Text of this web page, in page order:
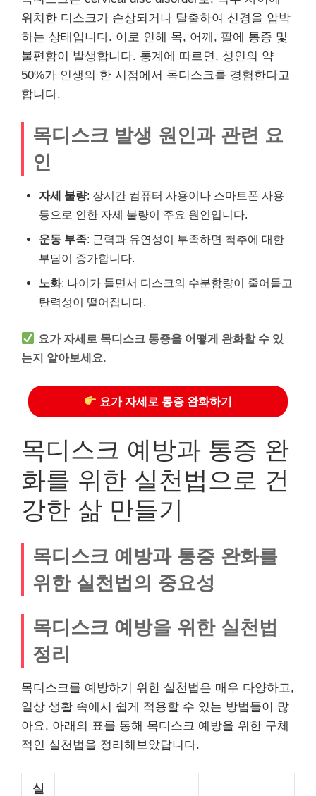
위치한 디스크가 손상되거나 탈출하여 신경을 압박
하는 상태입니다. 이로 인해 목, 어깨, 팔에 통증 및
불편함이 발생합니다. 통계에 따르면, 성인의 약
50%가 인생의 한 시점에서 목디스크를 경험한다고
합니다.
목디스크 발생 원인과 관련 요
인
자세 불량: 장시간 컴퓨터 사용이나 스마트폰 사용
등으로 인한 자세 불량이 주요 원인입니다.
운동 부족: 근력과 유연성이 부족하면 척추에 대한
부담이 증가합니다.
노화: 나이가 들면서 디스크의 수분함량이 줄어들고
탄력성이 떨어집니다.
요가 자세로 목디스크 통증을 어떻게 완화할 수 있
는지 알아보세요.
요가 자세로 통증 완화하기
목디스크 예방과 통증 완
화를 위한 실천법으로 건
강한 삶 만들기
목디스크 예방과 통증 완화를
위한 실천법의 중요성
목디스크 예방을 위한 실천법
정리
목디스크를 예방하기 위한 실천법은 매우 다양하고,
일상 생활 속에서 쉽게 적용할 수 있는 방법들이 많
아요. 아래의 표를 통해 목디스크 예방을 위한 구체
적인 실천법을 정리해보았답니다.
실